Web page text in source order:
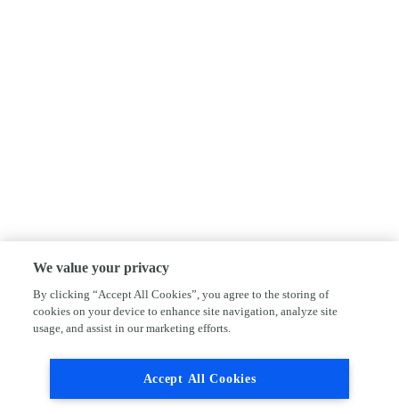
We value your privacy
By clicking “Accept All Cookies”, you agree to the storing of
cookies on your device to enhance site navigation, analyze site
usage, and assist in our marketing efforts.
Accept All Cookies